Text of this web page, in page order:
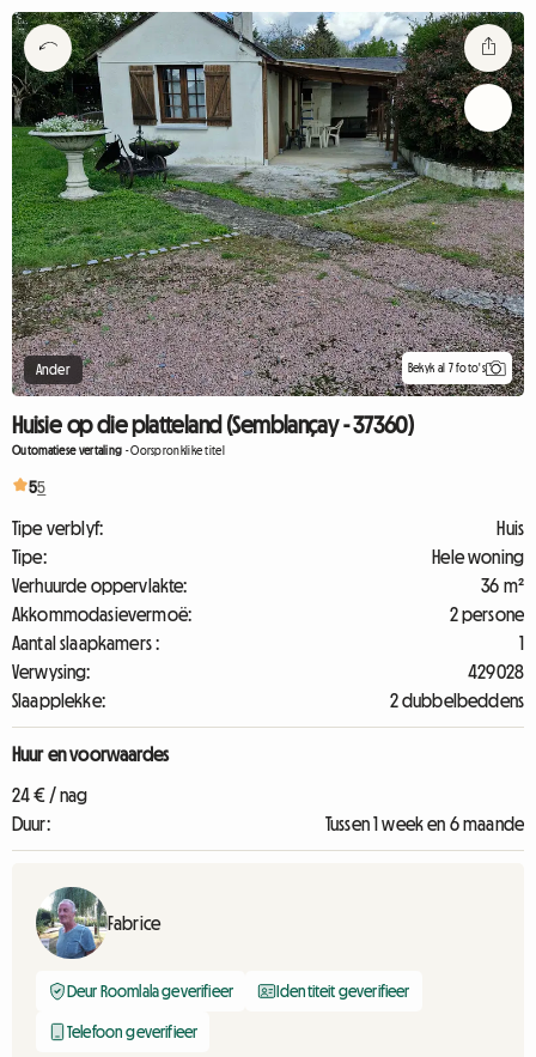
Ander Bekyk al 7 foto's
Huisie op die platteland (Semblançay - 37360)
Outomatiese vertaling -Oorspronklike titel
55
Tipe verblyf:
Huis
Tipe:
Hele woning
Verhuurde oppervlakte:
36 m²
Akkommodasievermoë:
2 persone
Aantal slaapkamers :
1
Verwysing:
429028
Slaapplekke:
2 dubbelbeddens
Huur en voorwaardes
24 € / nag
Duur:
Tussen 1 week en 6 maande
Fabrice
Deur Roomlala geverifieer Identiteit geverifieer
Telefoon geverifieer